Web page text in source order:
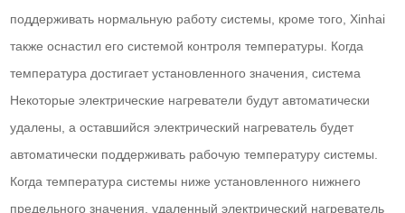
поддерживать нормальную работу системы, кроме того, Xinhai
также оснастил его системой контроля температуры. Когда
температура достигает установленного значения, система
Некоторые электрические нагреватели будут автоматически
удалены, а оставшийся электрический нагреватель будет
автоматически поддерживать рабочую температуру системы.
Когда температура системы ниже установленного нижнего
предельного значения, удаленный электрический нагреватель